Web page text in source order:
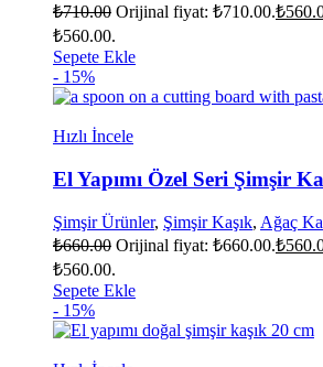
₺710.00 Orijinal fiyat: ₺710.00.₺
₺560.00.
Sepete Ekle
- 15%
Hızlı İncele
El Yapımı Özel Seri Şimşir
Şimşir Ürünler, Şimşir Kaşık, Ağaç
₺660.00 Orijinal fiyat: ₺660.00.₺
₺560.00.
Sepete Ekle
- 15%